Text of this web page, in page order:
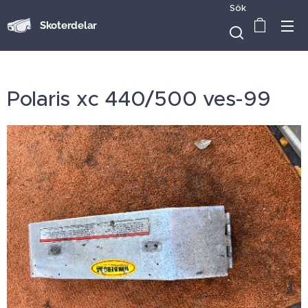
Skoterdelar
Sök
Polaris xc 440/500 ves-99